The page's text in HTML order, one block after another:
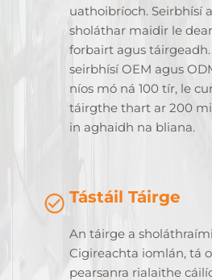
uathoibríoch. Seirbhísí
sholáthar maidir le
forbairt agus
seirbhísí OEM agus
níos mó ná 100 tír, le
táirgthe thart ar 200
in aghaidh na bliana.
Tástáil Táirge
An táirge a
Cigireachta iomlán, tá
pearsanra rialaithe